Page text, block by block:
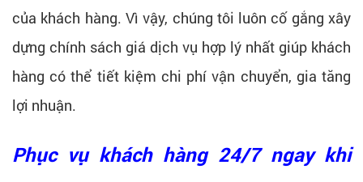
của khách hàng. Vì vậy, chúng tôi luôn cố gắng xây
dựng chính sách giá dịch vụ hợp lý nhất giúp khách
hàng có thể tiết kiệm chi phí vận chuyển, gia tăng
lợi nhuận.
Phục vụ khách hàng 24/7 ngay khi